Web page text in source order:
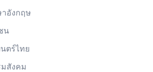
าอังกฤษ
น
ตร์ไทย
สังคม